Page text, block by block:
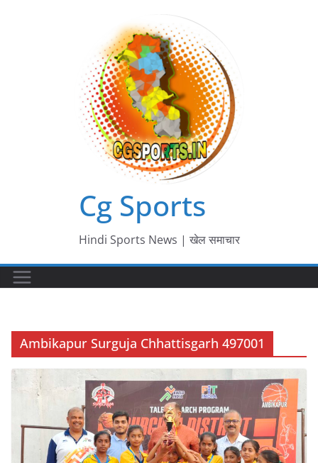
Cg Sports
Hindi Sports News | खेल समाचार
Ambikapur Surguja Chhattisgarh 497001